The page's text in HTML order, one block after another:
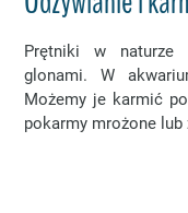
Prętniki w naturze
glonami. W
Możemy je karmić
pokarmy mrożone lub